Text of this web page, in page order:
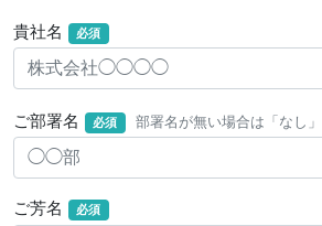
貴社名 必須
ご部署名 必須 部署名が無い場合は「なし
ご芳名 必須